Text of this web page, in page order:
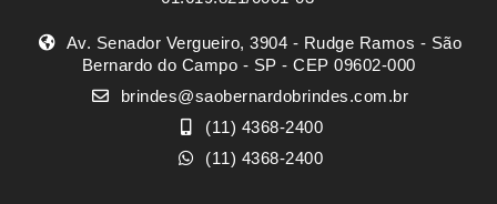
Av. Senador Vergueiro, 3904 - Rudge Ramos - São
Bernardo do Campo - SP - CEP 09602-000
brindes@saobernardobrindes.com.br
(11) 4368-2400
(11) 4368-2400